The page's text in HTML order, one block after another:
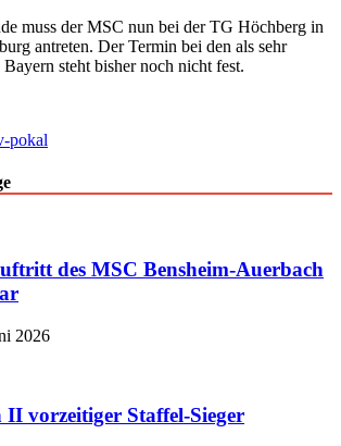
muss der MSC nun bei der TG Höchberg in
antreten. Der Termin bei den als sehr
steht bisher noch nicht fest.
pokal
des MSC Bensheim-Auerbach
2026
vorzeitiger Staffel-Sieger